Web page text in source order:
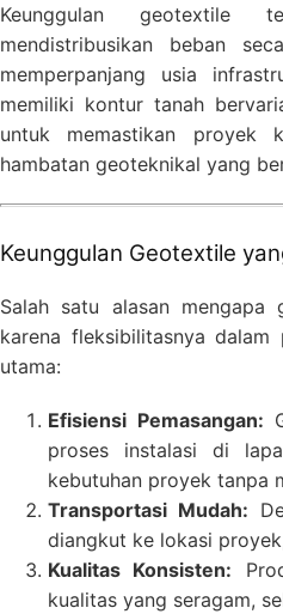
Keunggulan geotextile
mendistribusikan beban
memperpanjang usia
memiliki kontur tanah
untuk memastikan proyek
hambatan geoteknikal yang
Keunggulan Geotextile
Salah satu alasan
karena fleksibilitasnya dalam
utama:
Efisiensi Pemasangan:
proses instalasi di
kebutuhan proyek tanpa
Transportasi Mudah:
diangkut ke lokasi
Kualitas Konsisten:
kualitas yang seragam,